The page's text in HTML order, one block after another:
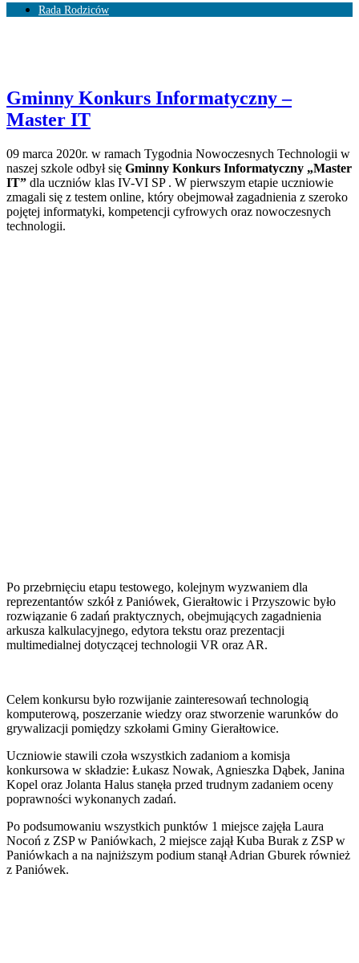
Rada Rodziców
Gminny Konkurs Informatyczny –
Master IT
09 marca 2020r. w ramach Tygodnia Nowoczesnych Technologii w
naszej szkole odbył się Gminny Konkurs Informatyczny „Master
IT” dla uczniów klas IV-VI SP . W pierwszym etapie uczniowie
zmagali się z testem online, który obejmował zagadnienia z szeroko
pojętej informatyki, kompetencji cyfrowych oraz nowoczesnych
technologii.
Po przebrnięciu etapu testowego, kolejnym wyzwaniem dla
reprezentantów szkół z Paniówek, Gierałtowic i Przyszowic było
rozwiązanie 6 zadań praktycznych, obejmujących zagadnienia
arkusza kalkulacyjnego, edytora tekstu oraz prezentacji
multimedialnej dotyczącej technologii VR oraz AR.
Celem konkursu było rozwijanie zainteresowań technologią
komputerową, poszerzanie wiedzy oraz stworzenie warunków do
grywalizacji pomiędzy szkołami Gminy Gierałtowice.
Uczniowie stawili czoła wszystkich zadaniom a komisja
konkursowa w składzie: Łukasz Nowak, Agnieszka Dąbek, Janina
Kopel oraz Jolanta Halus stanęła przed trudnym zadaniem oceny
poprawności wykonanych zadań.
Po podsumowaniu wszystkich punktów 1 miejsce zajęła Laura
Nocoń z ZSP w Paniówkach, 2 miejsce zajął Kuba Burak z ZSP w
Paniówkach a na najniższym podium stanął Adrian Gburek również
z Paniówek.